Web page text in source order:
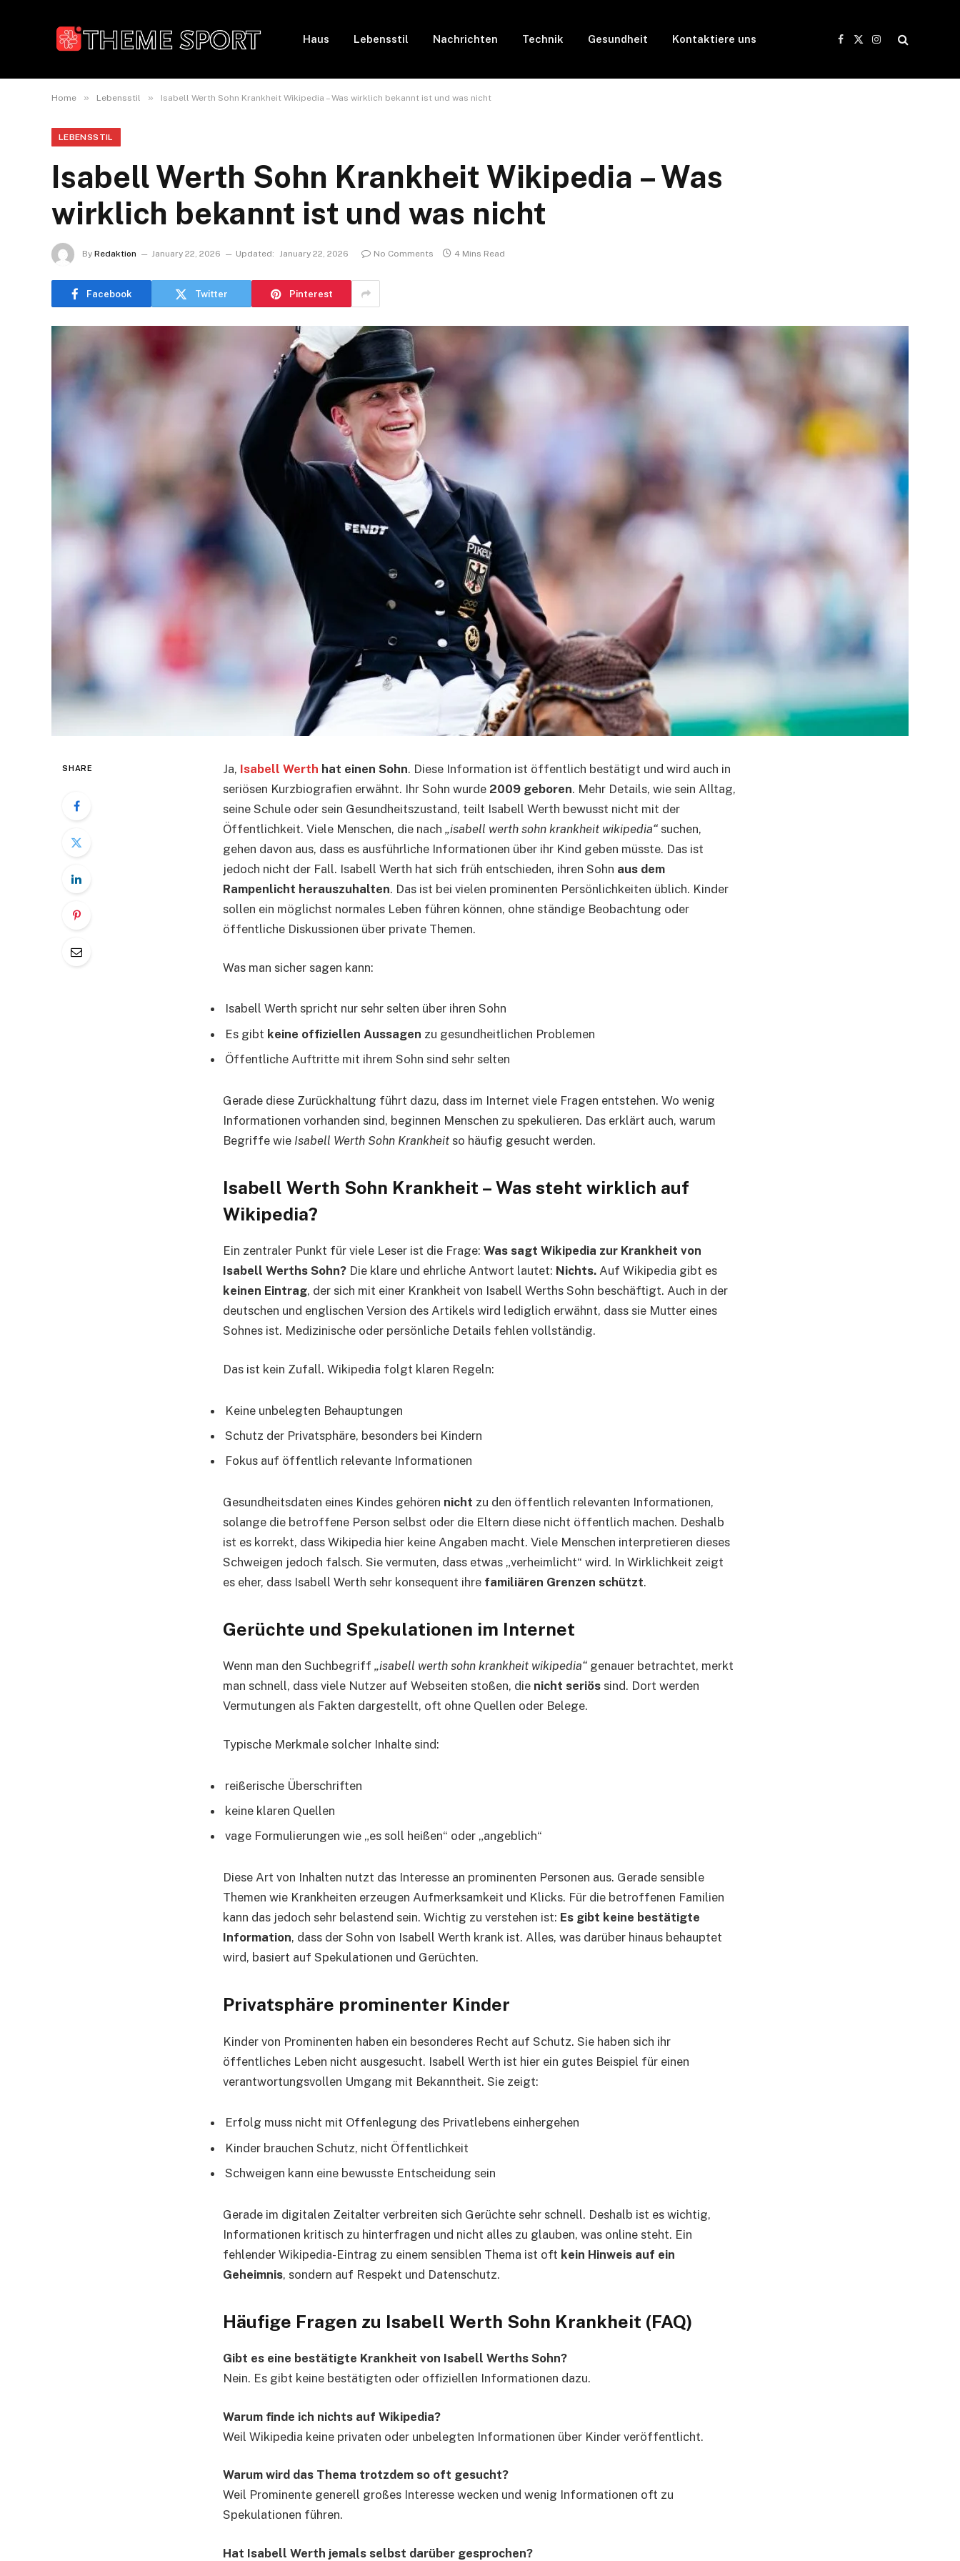
Haus Lebensstil Nachrichten Technik Gesundheit Kontaktiere uns
Facebook
X
Instagram
Home » Lebensstil » Isabell Werth Sohn Krankheit Wikipedia – Was wirklich bekannt ist und was nicht
LEBENSSTIL
Isabell Werth Sohn Krankheit Wikipedia – Was
wirklich bekannt ist und was nicht
By Redaktion January 22, 2026 Updated: January 22, 2026 No Comments 4 Mins Read
Facebook Twitter Pinterest
SHARE Ja, Isabell Werth hat einen Sohn. Diese Information ist öffentlich bestätigt und wird auch in
seriösen Kurzbiografien erwähnt. Ihr Sohn wurde 2009 geboren. Mehr Details, wie sein Alltag,
seine Schule oder sein Gesundheitszustand, teilt Isabell Werth bewusst nicht mit der
Öffentlichkeit. Viele Menschen, die nach „isabell werth sohn krankheit wikipedia“ suchen,
gehen davon aus, dass es ausführliche Informationen über ihr Kind geben müsste. Das ist
jedoch nicht der Fall. Isabell Werth hat sich früh entschieden, ihren Sohn aus dem
Rampenlicht herauszuhalten. Das ist bei vielen prominenten Persönlichkeiten üblich. Kinder
sollen ein möglichst normales Leben führen können, ohne ständige Beobachtung oder
öffentliche Diskussionen über private Themen.
Was man sicher sagen kann:
Isabell Werth spricht nur sehr selten über ihren Sohn
Es gibt keine offiziellen Aussagen zu gesundheitlichen Problemen
Öffentliche Auftritte mit ihrem Sohn sind sehr selten
Gerade diese Zurückhaltung führt dazu, dass im Internet viele Fragen entstehen. Wo wenig
Informationen vorhanden sind, beginnen Menschen zu spekulieren. Das erklärt auch, warum
Begriffe wie Isabell Werth Sohn Krankheit so häufig gesucht werden.
Isabell Werth Sohn Krankheit – Was steht wirklich auf
Wikipedia?
Ein zentraler Punkt für viele Leser ist die Frage: Was sagt Wikipedia zur Krankheit von
Isabell Werths Sohn? Die klare und ehrliche Antwort lautet: Nichts. Auf Wikipedia gibt es
keinen Eintrag, der sich mit einer Krankheit von Isabell Werths Sohn beschäftigt. Auch in der
deutschen und englischen Version des Artikels wird lediglich erwähnt, dass sie Mutter eines
Sohnes ist. Medizinische oder persönliche Details fehlen vollständig.
Das ist kein Zufall. Wikipedia folgt klaren Regeln:
Keine unbelegten Behauptungen
Schutz der Privatsphäre, besonders bei Kindern
Fokus auf öffentlich relevante Informationen
Gesundheitsdaten eines Kindes gehören nicht zu den öffentlich relevanten Informationen,
solange die betroffene Person selbst oder die Eltern diese nicht öffentlich machen. Deshalb
ist es korrekt, dass Wikipedia hier keine Angaben macht. Viele Menschen interpretieren dieses
Schweigen jedoch falsch. Sie vermuten, dass etwas „verheimlicht“ wird. In Wirklichkeit zeigt
es eher, dass Isabell Werth sehr konsequent ihre familiären Grenzen schützt.
Gerüchte und Spekulationen im Internet
Wenn man den Suchbegriff „isabell werth sohn krankheit wikipedia“ genauer betrachtet, merkt
man schnell, dass viele Nutzer auf Webseiten stoßen, die nicht seriös sind. Dort werden
Vermutungen als Fakten dargestellt, oft ohne Quellen oder Belege.
Typische Merkmale solcher Inhalte sind:
reißerische Überschriften
keine klaren Quellen
vage Formulierungen wie „es soll heißen“ oder „angeblich“
Diese Art von Inhalten nutzt das Interesse an prominenten Personen aus. Gerade sensible
Themen wie Krankheiten erzeugen Aufmerksamkeit und Klicks. Für die betroffenen Familien
kann das jedoch sehr belastend sein. Wichtig zu verstehen ist: Es gibt keine bestätigte
Information, dass der Sohn von Isabell Werth krank ist. Alles, was darüber hinaus behauptet
wird, basiert auf Spekulationen und Gerüchten.
Privatsphäre prominenter Kinder
Kinder von Prominenten haben ein besonderes Recht auf Schutz. Sie haben sich ihr
öffentliches Leben nicht ausgesucht. Isabell Werth ist hier ein gutes Beispiel für einen
verantwortungsvollen Umgang mit Bekanntheit. Sie zeigt:
Erfolg muss nicht mit Offenlegung des Privatlebens einhergehen
Kinder brauchen Schutz, nicht Öffentlichkeit
Schweigen kann eine bewusste Entscheidung sein
Gerade im digitalen Zeitalter verbreiten sich Gerüchte sehr schnell. Deshalb ist es wichtig,
Informationen kritisch zu hinterfragen und nicht alles zu glauben, was online steht. Ein
fehlender Wikipedia-Eintrag zu einem sensiblen Thema ist oft kein Hinweis auf ein
Geheimnis, sondern auf Respekt und Datenschutz.
Häufige Fragen zu Isabell Werth Sohn Krankheit (FAQ)
Gibt es eine bestätigte Krankheit von Isabell Werths Sohn?
Nein. Es gibt keine bestätigten oder offiziellen Informationen dazu.
Warum finde ich nichts auf Wikipedia?
Weil Wikipedia keine privaten oder unbelegten Informationen über Kinder veröffentlicht.
Warum wird das Thema trotzdem so oft gesucht?
Weil Prominente generell großes Interesse wecken und wenig Informationen oft zu
Spekulationen führen.
Hat Isabell Werth jemals selbst darüber gesprochen?